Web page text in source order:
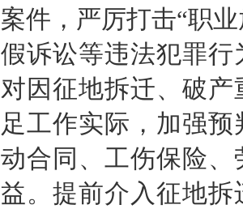
案件，严厉打击“职
假诉讼等违法犯罪
对因征地拆迁、破
足工作实际，加强
动合同、工伤保险
益。提前介入征地